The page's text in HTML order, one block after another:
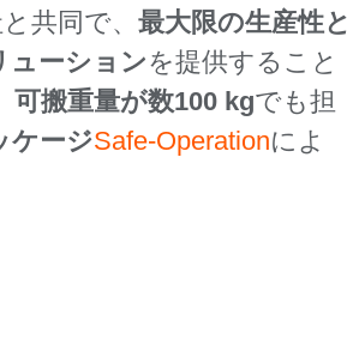
共同で、 最大限の生産性と
ューションを提供すること
可搬重量が数100 kgでも担
ケージSafe-Operationによ